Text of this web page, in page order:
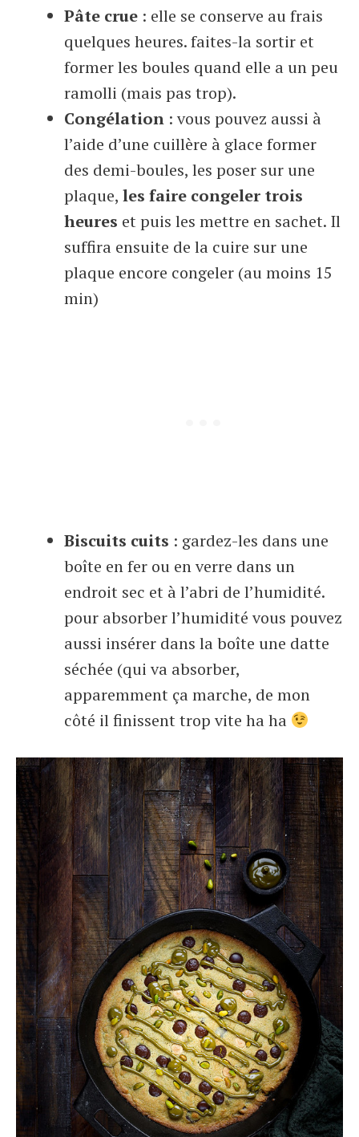
Pâte crue : elle se conserve au frais
quelques heures. faites-la sortir et
former les boules quand elle a un peu
ramolli (mais pas trop).
Congélation : vous pouvez aussi à
l’aide d’une cuillère à glace former
des demi-boules, les poser sur une
plaque, les faire congeler trois
heures et puis les mettre en sachet. Il
suffira ensuite de la cuire sur une
plaque encore congeler (au moins 15
min)
Biscuits cuits : gardez-les dans une
boîte en fer ou en verre dans un
endroit sec et à l’abri de l’humidité.
pour absorber l’humidité vous pouvez
aussi insérer dans la boîte une datte
séchée (qui va absorber,
apparemment ça marche, de mon
côté il finissent trop vite ha ha